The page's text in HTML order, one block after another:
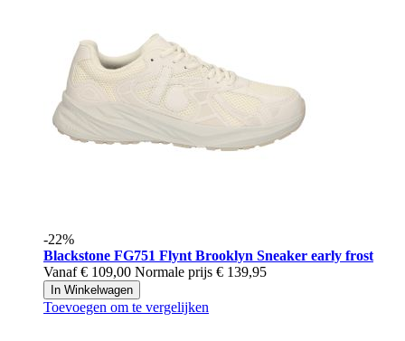
-22%
Blackstone FG751 Flynt Brooklyn Sneaker early frost
Vanaf € 109,00 Normale prijs € 139,95
In Winkelwagen
Toevoegen om te vergelijken